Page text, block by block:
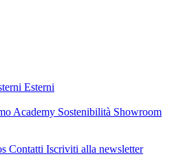
Esterni
Academy Sostenibilità Showroom
Contatti Iscriviti alla newsletter